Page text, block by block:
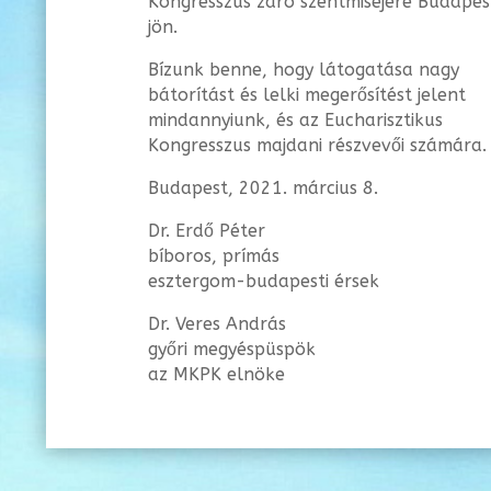
jön.
Bízunk benne, hogy látogatása nagy
bátorítást és lelki megerősítést jelent
mindannyiunk, és az Eucharisztikus
Kongresszus majdani részvevői számára.
Budapest, 2021. március 8.
Dr. Erdő Péter
bíboros, prímás
esztergom-budapesti érsek
Dr. Veres András
győri megyéspüspök
az MKPK elnöke